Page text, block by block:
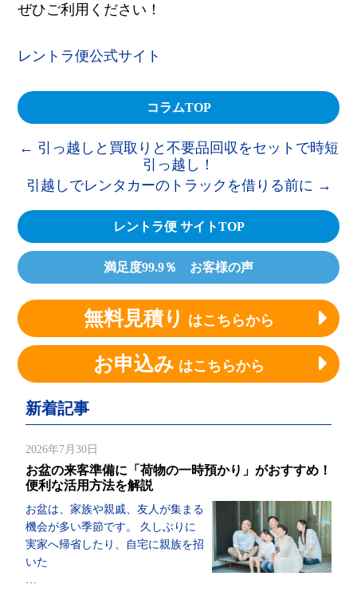
ぜひご利用ください！
レントラ便公式サイト
コラムTOP
← 引っ越しと買取りと不要品回収をセットで時短
引っ越し！
引越しでレンタカーのトラックを借りる前に →
レントラ便 サイトTOP
満足度99.9％ お客様の声
無料見積り はこちらから
お申込み はこちらから
新着記事
2026年7月30日
お盆の来客準備に「荷物の一時預かり」がおすすめ！
便利な活用方法を解説
お盆は、家族や親戚、友人が集まる
機会が多い季節です。 久しぶりに
実家へ帰省したり、自宅に親族を招
いた